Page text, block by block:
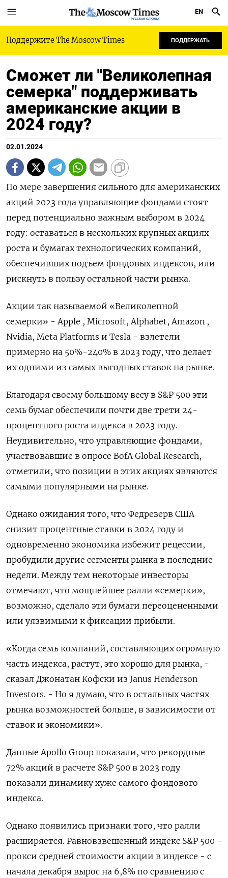
РУССКАЯ СЛУЖБА
EN
Поддержите The Moscow Times ПОДДЕРЖАТЬ
Сможет ли "Великолепная
семерка" поддерживать
американские акции в
2024 году?
02.01.2024
По мере завершения сильного для американских
акций 2023 года управляющие фондами стоят
перед потенциально важным выбором в 2024
году: оставаться в нескольких крупных акциях
роста и бумагах технологических компаний,
обеспечивших подъем фондовых индексов, или
рискнуть в пользу остальной части рынка.
Акции так называемой «Великолепной
семерки» - Apple , Microsoft, Alphabet, Amazon ,
Nvidia, Meta Platforms и Tesla - взлетели
примерно на 50%-240% в 2023 году, что делает
их одними из самых выгодных ставок на рынке.
Благодаря своему большому весу в S&P 500 эти
семь бумаг обеспечили почти две трети 24-
процентного роста индекса в 2023 году.
Неудивительно, что управляющие фондами,
участвовавшие в опросе BofA Global Research,
отметили, что позиции в этих акциях являются
самыми популярными на рынке.
Однако ожидания того, что Федрезерв США
снизит процентные ставки в 2024 году и
одновременно экономика избежит рецессии,
пробудили другие сегменты рынка в последние
недели. Между тем некоторые инвесторы
отмечают, что мощнейшее ралли «семерки»,
возможно, сделало эти бумаги переоцененными
или уязвимыми к фиксации прибыли.
«Когда семь компаний, составляющих огромную
часть индекса, растут, это хорошо для рынка, -
сказал Джонатан Кофски из Janus Henderson
Investors. - Но я думаю, что в остальных частях
рынка возможностей больше, в зависимости от
ставок и экономики».
Данные Apollo Group показали, что рекордные
72% акций в расчете S&P 500 в 2023 году
показали динамику хуже самого фондового
индекса.
Однако появились признаки того, что ралли
расширяется. Равновзвешенный индекс S&P 500 -
прокси средней стоимости акции в индексе - с
начала декабря вырос на 6,8% по сравнению с